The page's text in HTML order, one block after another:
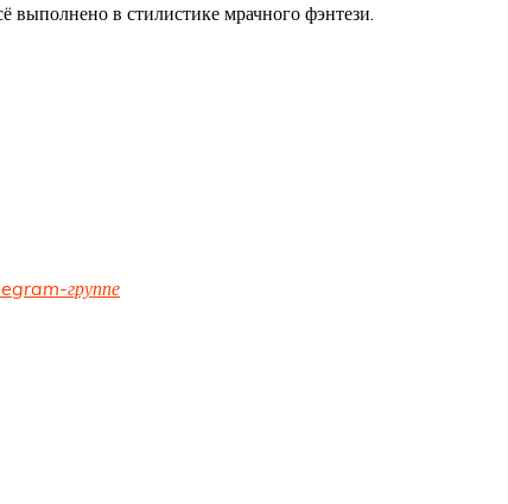
в стилистике мрачного фэнтези.
группе